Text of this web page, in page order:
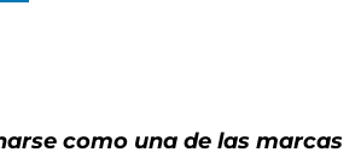
como una de las marcas